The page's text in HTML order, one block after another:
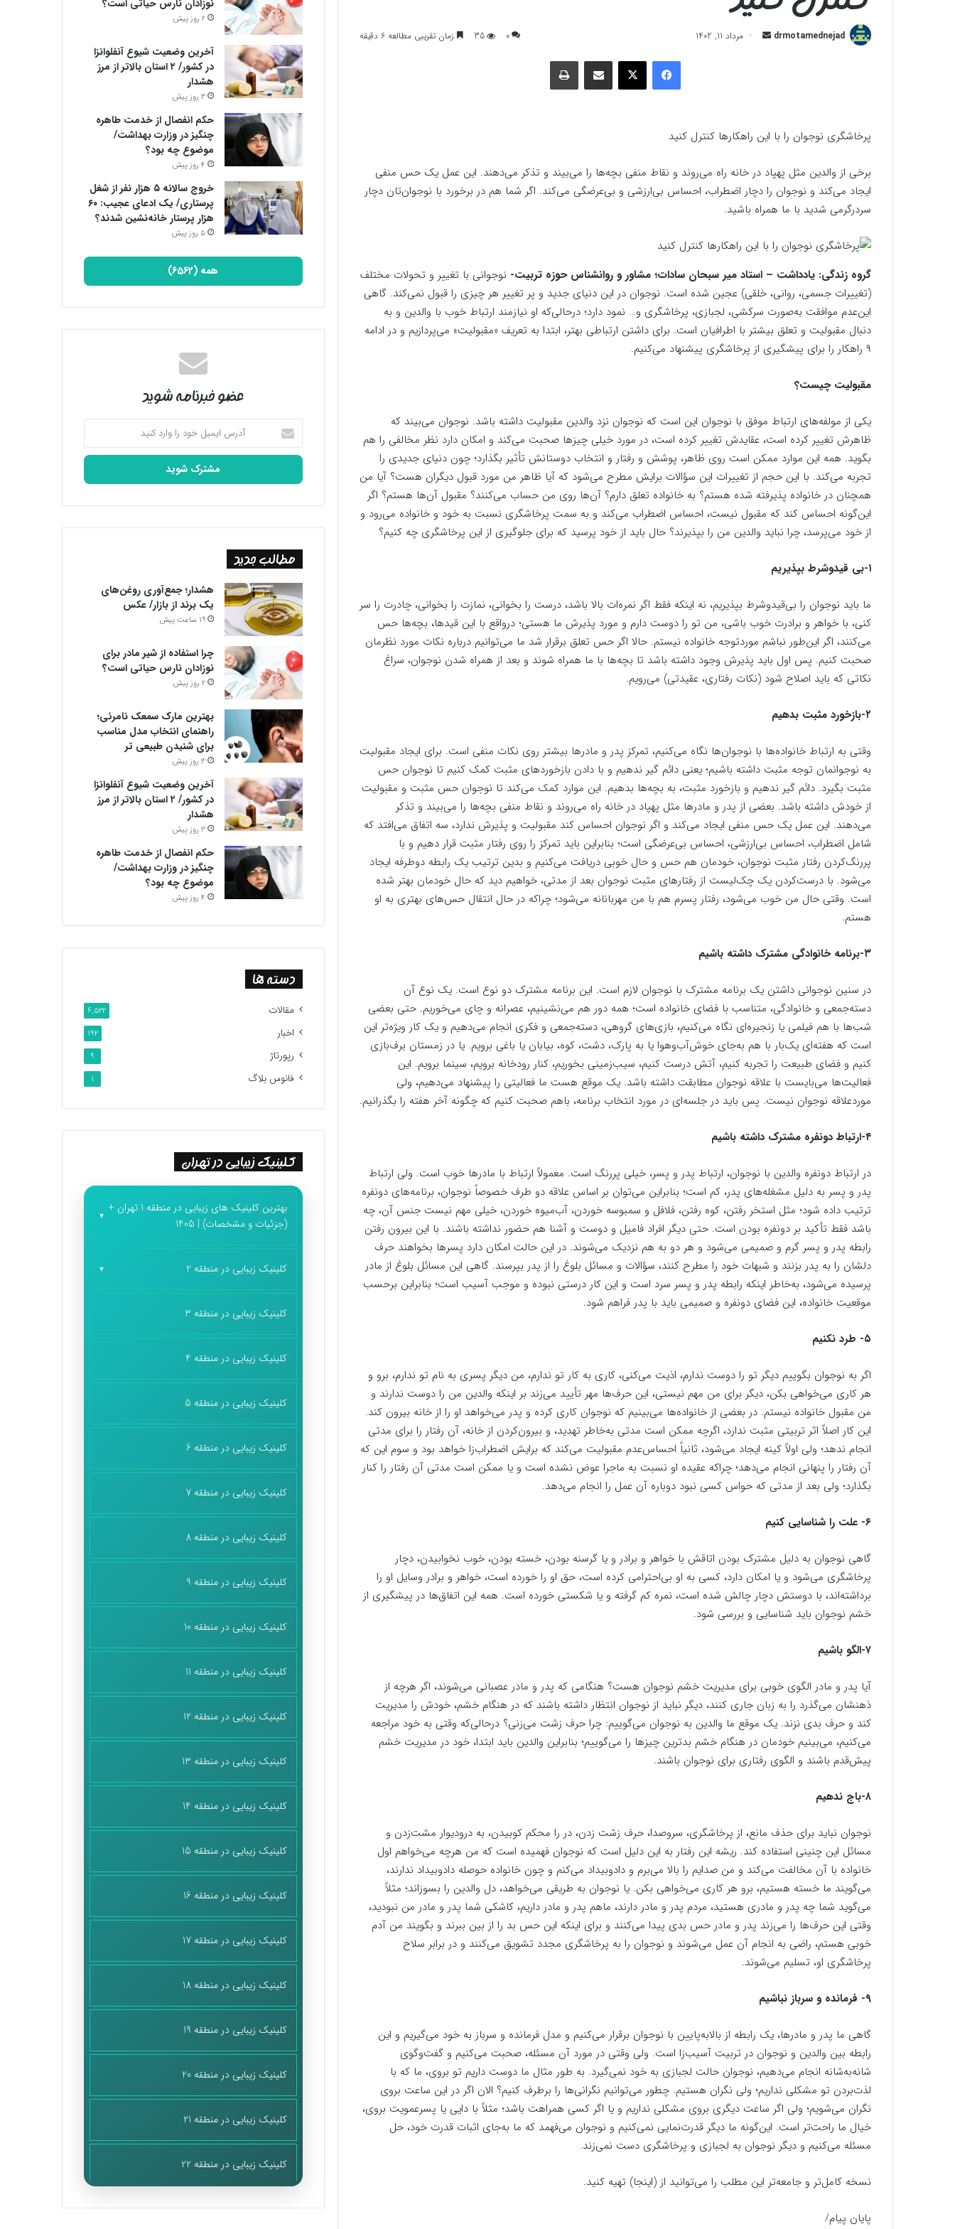
drmotamednejad
ارسال مرداد 11, 1402 0
35 زمان تقریبی مطالعه 6 دقیقه
فیسبوک ایکس اشتراک گذاری با ایمیل چاپ
پرخاشگری نوجوان را با این راهکار‌ها کنترل کنید
برخی از والدین مثل پهپاد در خانه راه می‌روند و نقاط منفی بچه‌ها را می‌بیند و تذکر می‌دهند. این عمل یک حس منفی
ایجاد می‌کند و نوجوان را دچار اضطراب، احساس بی‌ارزشی و بی‌عرضگی می‌کند. اگر شما هم در برخورد با نوجوان‌تان دچار
سردرگرمی شدید با ما همراه باشید.
گروه زندگی: یادداشت – استاد میر سبحان سادات؛ مشاور و روانشناس حوزه تربیت- نوجوانی با تغییر و تحولات مختلف
(تغییرات جسمی، روانی، خلقی) عجین شده است. نوجوان در این دنیای جدید و پر تغییر هر چیزی را قبول نمی‌کند. گاهی
این‌عدم موافقت به‌صورت سرکشی، لجبازی، پرخاشگری و… نمود دارد؛ درحالی‌که او نیازمند ارتباط خوب با والدین و به
دنبال مقبولیت و تعلق بیشتر با اطرافیان است. برای داشتن ارتباطی بهتر، ابتدا به تعریف «مقبولیت» می‌پردازیم و در ادامه
۹ راهکار را برای پیشگیری از پرخاشگری پیشنهاد می‌کنیم.
مقبولیت چیست؟
یکی از مولفه‌های ارتباط موفق با نوجوان این است که نوجوان نزد والدین مقبولیت داشته باشد. نوجوان می‌بیند که
ظاهرش تغییر کرده است، عقایدش تغییر کرده است، در مورد خیلی چیزها صحبت می‌کند و امکان دارد نظر مخالفی را هم
بگوید. همه این موارد ممکن است روی ظاهر، پوشش و رفتار و انتخاب دوستانش تأثیر بگذارد؛ چون دنیای جدیدی را
تجربه می‌کند. با این حجم از تغییرات این سؤالات برایش مطرح می‌شود که آیا ظاهر من مورد قبول دیگران هست؟ آیا من
همچنان در خانواده پذیرفته شده هستم؟ به خانواده تعلق دارم؟ آن‌ها روی من حساب می‌کنند؟ مقبول آن‌ها هستم؟ اگر
این‌گونه احساس کند که مقبول نیست، احساس اضطراب می‌کند و به سمت پرخاشگری نسبت به خود و خانواده می‌رود و
از خود می‌پرسد، چرا نباید والدین من را بپذیرند؟ حال باید از خود پرسید که برای جلوگیری از این پرخاشگری چه کنیم؟
۱-بی قیدوشرط بپذیریم
ما باید نوجوان را بی‌قیدوشرط بپذیریم، نه اینکه فقط اگر نمره‌ات بالا باشد، درست را بخوانی، نمازت را بخوانی، چادرت را سر
کنی، با خواهر و برادرت خوب باشی، من تو را دوست دارم و مورد پذیرش ما هستی؛ درواقع با این قیدها، بچه‌ها حس
می‌کنند، اگر این‌طور نباشم موردتوجه خانواده نیستم. حالا اگر حس تعلق برقرار شد ما می‌توانیم درباره نکات مورد نظرمان
صحبت کنیم. پس اول باید پذیرش وجود داشته باشد تا بچه‌ها با ما همراه شوند و بعد از همراه شدن نوجوان، سراغ
نکاتی که باید اصلاح شود (نکات رفتاری، عقیدتی) می‌رویم.
۲-بازخورد مثبت بدهیم
وقتی به ارتباط خانواده‌ها با نوجوان‌ها نگاه می‌کنیم، تمرکز پدر و مادرها بیشتر روی نکات منفی است. برای ایجاد مقبولیت
به نوجوانمان توجه مثبت داشته باشیم؛ یعنی دائم گیر ندهیم و با دادن بازخوردهای مثبت کمک کنیم تا نوجوان حس
مثبت بگیرد. دائم گیر ندهیم و بازخورد مثبت، به بچه‌ها بدهیم. این موارد کمک می‌کند تا نوجوان حس مثبت و مقبولیت
از خودش داشته باشد. بعضی از پدر و مادرها مثل پهپاد در خانه راه می‌روند و نقاط منفی بچه‌ها را می‌بیند و تذکر
می‌دهند. این عمل یک حس منفی ایجاد می‌کند و اگر نوجوان احساس کند مقبولیت و پذیرش ندارد، سه اتفاق می‌افتد که
شامل اضطراب، احساس بی‌ارزشی، احساس بی‌عرضگی است؛ بنابراین باید تمرکز را روی رفتار مثبت قرار دهیم و با
پررنگ‌کردن رفتار مثبت نوجوان، خودمان هم حس و حال خوبی دریافت می‌کنیم و بدین ترتیب یک رابطه دوطرفه ایجاد
می‌شود. با درست‌کردن یک چک‌لیست از رفتارهای مثبت نوجوان بعد از مدتی، خواهیم دید که حال خودمان بهتر شده
است. وقتی حال من خوب می‌شود، رفتار پسرم هم با من مهربانانه می‌شود؛ چراکه در حال انتقال حس‌های بهتری به او
هستم.
۳-برنامه خانوادگی مشترک داشته باشیم
در سنین نوجوانی داشتن یک برنامه مشترک با نوجوان لازم است. این برنامه مشترک دو نوع است. یک نوع آن
دسته‌جمعی و خانوادگی، متناسب با فضای خانواده است؛ همه دور هم می‌نشینیم، عصرانه و چای می‌خوریم. حتی بعضی
شب‌ها با هم فیلمی یا زنجیره‌ای نگاه می‌کنیم، بازی‌های گروهی، دسته‌جمعی و فکری انجام می‌دهیم و یک کار ویژه‌تر این
است که هفته‌ای یک‌بار با هم به‌جای خوش‌آب‌وهوا یا به پارک، دشت، کوه، بیابان یا باغی برویم. یا در زمستان برف‌بازی
کنیم و فضای طبیعت را تجربه کنیم، آتش درست کنیم، سیب‌زمینی بخوریم، کنار رودخانه برویم، سینما برویم. این
فعالیت‌ها می‌بایست با علاقه نوجوان مطابقت داشته باشد. یک موقع هست ما فعالیتی را پیشنهاد می‌دهیم، ولی
موردعلاقه نوجوان نیست. پس باید در جلسه‌ای در مورد انتخاب برنامه، باهم صحبت کنیم که چگونه آخر هفته را بگذرانیم.
۴-ارتباط دونفره مشترک داشته باشیم
در ارتباط دونفره والدین با نوجوان، ارتباط پدر و پسر، خیلی پررنگ است. معمولاً ارتباط با مادرها خوب است. ولی ارتباط
پدر و پسر به دلیل مشغله‌های پدر، کم است؛ بنابراین می‌توان بر اساس علاقه دو طرف خصوصاً نوجوان، برنامه‌های دونفره
ترتیب داده شود؛ مثل استخر رفتن، کوه رفتن، فلافل و سمبوسه خوردن، آب‌میوه خوردن، خیلی مهم نیست جنس آن، چه
باشد فقط تأکید بر دونفره بودن است. حتی دیگر افراد فامیل و دوست و آشنا هم حضور نداشته باشند. با این بیرون رفتن
رابطه پدر و پسر گرم و صمیمی می‌شود و هر دو به هم نزدیک می‌شوند. در این حالت امکان دارد پسرها بخواهند حرف
دلشان را به پدر بزنند و شبهات خود را مطرح کنند، سؤالات و مسائل بلوغ را از پدر بپرسند. گاهی این مسائل بلوغ از مادر
پرسیده می‌شود، به‌خاطر اینکه رابطه پدر و پسر سرد است و این کار درستی نبوده و موجب آسیب است؛ بنابراین برحسب
موقعیت خانواده، این فضای دونفره و صمیمی باید با پدر فراهم شود.
۵- طرد نکنیم
اگر به نوجوان بگوییم دیگر تو را دوست ندارم، اذیت می‌کنی، کاری به کار تو ندارم، من دیگر پسری به نام تو ندارم، برو و
هر کاری می‌خواهی بکن، دیگر برای من مهم نیستی، این حرف‌ها مهر تأیید می‌زند بر اینکه والدین من را دوست ندارند و
من مقبول خانواده نیستم. در بعضی از خانواده‌ها می‌بینیم که نوجوان کاری کرده و پدر می‌خواهد او را از خانه بیرون کند.
این کار اصلاً اثر تربیتی مثبت ندارد، اگرچه ممکن است مدتی به‌خاطر تهدید، و بیرون‌کردن از خانه، آن رفتار را برای مدتی
انجام ندهد؛ ولی اولاً کینه ایجاد می‌شود، ثانیاً احساس‌عدم مقبولیت می‌کند که برایش اضطراب‌زا خواهد بود و سوم این که
آن رفتار را پنهانی انجام می‌دهد؛ چراکه عقیده او نسبت به ماجرا عوض نشده است و یا ممکن است مدتی آن رفتار را کنار
بگذارد؛ ولی بعد از مدتی که حواس کسی نبود دوباره آن عمل را انجام می‌دهد.
۶- علت را شناسایی کنیم
گاهی نوجوان به دلیل مشترک بودن اتاقش با خواهر و برادر و یا گرسنه بودن، خسته بودن، خوب نخوابیدن، دچار
پرخاشگری می‌شود و یا امکان دارد، کسی به او بی‌احترامی کرده است، حق او را خورده است، خواهر و برادر وسایل او را
برداشته‌اند، با دوستش دچار چالش شده است، نمره کم گرفته و یا شکستی خورده است. همه این اتفاق‌ها در پیشگیری از
خشم نوجوان باید شناسایی و بررسی شود.
۷-الگو باشیم
آیا پدر و مادر الگوی خوبی برای مدیریت خشم نوجوان هست؟ هنگامی که پدر و مادر عصبانی می‌شوند، اگر هرچه از
ذهنشان می‌گذرد را به زبان جاری کنند، دیگر نباید از نوجوان انتظار داشته باشند که در هنگام خشم، خودش را مدیریت
کند و حرف بدی نزند. یک موقع ما والدین به نوجوان می‌گوییم: چرا حرف زشت می‌زنی؟ درحالی‌که وقتی به خود مراجعه
می‌کنیم، می‌بینیم خودمان در هنگام خشم بدترین چیزها را می‌گوییم؛ بنابراین والدین باید ابتدا، خود در مدیریت خشم
پیش‌قدم باشند و الگوی رفتاری برای نوجوان باشند.
۸-باج ندهیم
نوجوان نباید برای حذف مانع، از پرخاشگری، سروصدا، حرف زشت زدن، در را محکم کوبیدن، به درودیوار مشت‌زدن و
مسائل این چنینی استفاده کند. ریشه این رفتار به این دلیل است که نوجوان فهمیده است که من هرچه می‌خواهم اول
خانواده با آن مخالفت می‌کند و من صدایم را بالا می‌برم و دادوبیداد می‌کنم و چون خانواده حوصله دادوبیداد ندارند،
می‌گویند ما خسته هستیم، برو هر کاری می‌خواهی بکن. یا نوجوان به طریقی می‌خواهد، دل والدین را بسوزاند؛ مثلاً
می‌گوید شما چه پدر و مادری هستید، مردم پدر و مادر دارند، ماهم پدر و مادر داریم، کاشکی شما پدر و مادر من نبودید،
وقتی این حرف‌ها را می‌زند پدر و مادر حس بدی پیدا می‌کنند و برای اینکه این حس بد را از بین ببرند و بگویند من آدم
خوبی هستم، راضی به انجام آن عمل می‌شوند و نوجوان را به پرخاشگری مجدد تشویق می‌کنند و در برابر سلاح
پرخاشگری او، تسلیم می‌شوند.
۹- فرمانده و سرباز نباشیم
گاهی ما پدر و مادرها، یک رابطه از بالابه‌پایین با نوجوان برقرار می‌کنیم و مدل فرمانده و سرباز به خود می‌گیریم و این
رابطه بین والدین و نوجوان در تربیت آسیب‌زا است. ولی وقتی در مورد آن مسئله، صحبت می‌کنیم و گفت‌وگوی
شانه‌به‌شانه انجام می‌دهیم، نوجوان حالت لجبازی به خود نمی‌گیرد. به طور مثال ما دوست داریم تو بروی، ما که با
لذت‌بردن تو مشکلی نداریم؛ ولی نگران هستیم. چطور می‌توانیم نگرانی‌ها را برطرف کنیم؟ الان اگر در این ساعت بروی
نگران می‌شویم؛ ولی اگر ساعت دیگری بروی مشکلی نداریم و یا اگر کسی همراهت باشد؛ مثلاً با دایی یا پسرعمویت بروی،
خیال ما راحت‌تر است. این‌گونه ما دیگر قدرت‌نمایی نمی‌کنیم و نوجوان می‌فهمد که ما به‌جای اثبات قدرت خود، حل
مسئله می‌کنیم و دیگر نوجوان به لجبازی و پرخاشگری دست نمی‌زند.
نسخه کامل‌تر و جامعه‌تر این مطلب را می‌‌توانید از (اینجا) تهیه کنید.
پایان پیام/
نوزادان نارس حیاتی است؟
2 روز پیش
آخرین وضعیت شیوع آنفلوانزا
در کشور/ ۲ استان بالاتر از مرز
هشدار
3 روز پیش
حکم انفصال از خدمت طاهره
چنگیز در وزارت بهداشت/
موضوع چه بود؟
4 روز پیش
خروج سالانه ۵ هزار نفر از شغل
پرستاری/ یک ادعای عجیب: ۶۰
هزار پرستار خانه‌نشین شدند؟
5 روز پیش
همه (6562)
عضو خبرنامه شوید
آدرس
ایمیل
خود
وارد
مطالب جدید
هشدار؛ جمع‌آوری روغن‌های
یک برند از بازار/ عکس
19 ساعت پیش
چرا استفاده از شیر مادر برای
نوزادان نارس حیاتی است؟
2 روز پیش
بهترین مارک سمعک نامرئی؛
راهنمای انتخاب مدل مناسب
برای شنیدن طبیعی تر
3 روز پیش
آخرین وضعیت شیوع آنفلوانزا
در کشور/ ۲ استان بالاتر از مرز
هشدار
3 روز پیش
حکم انفصال از خدمت طاهره
چنگیز در وزارت بهداشت/
موضوع چه بود؟
4 روز پیش
دسته ها
مقالات 6,522
اخبار 192
رپورتاژ 9
فانوس بلاگ 1
کلینیک زیبایی در تهران
بهترین کلینیک های زیبایی در منطقه 1 تهران +
(جزئیات و مشخصات) | 1405
کلینیک زیبایی در منطقه 2
کلینیک زیبایی در منطقه 3
کلینیک زیبایی در منطقه 4
کلینیک زیبایی در منطقه 5
کلینیک زیبایی در منطقه 6
کلینیک زیبایی در منطقه 7
کلینیک زیبایی در منطقه 8
کلینیک زیبایی در منطقه 9
کلینیک زیبایی در منطقه 10
کلینیک زیبایی در منطقه 11
کلینیک زیبایی در منطقه 12
کلینیک زیبایی در منطقه 13
کلینیک زیبایی در منطقه 14
کلینیک زیبایی در منطقه 15
کلینیک زیبایی در منطقه 16
کلینیک زیبایی در منطقه 17
کلینیک زیبایی در منطقه 18
کلینیک زیبایی در منطقه 19
کلینیک زیبایی در منطقه 20
کلینیک زیبایی در منطقه 21
کلینیک زیبایی در منطقه 22